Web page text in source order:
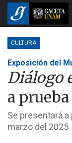
CULTURA
Exposición del
Diálogo
a
Se presentará
marzo del 2025